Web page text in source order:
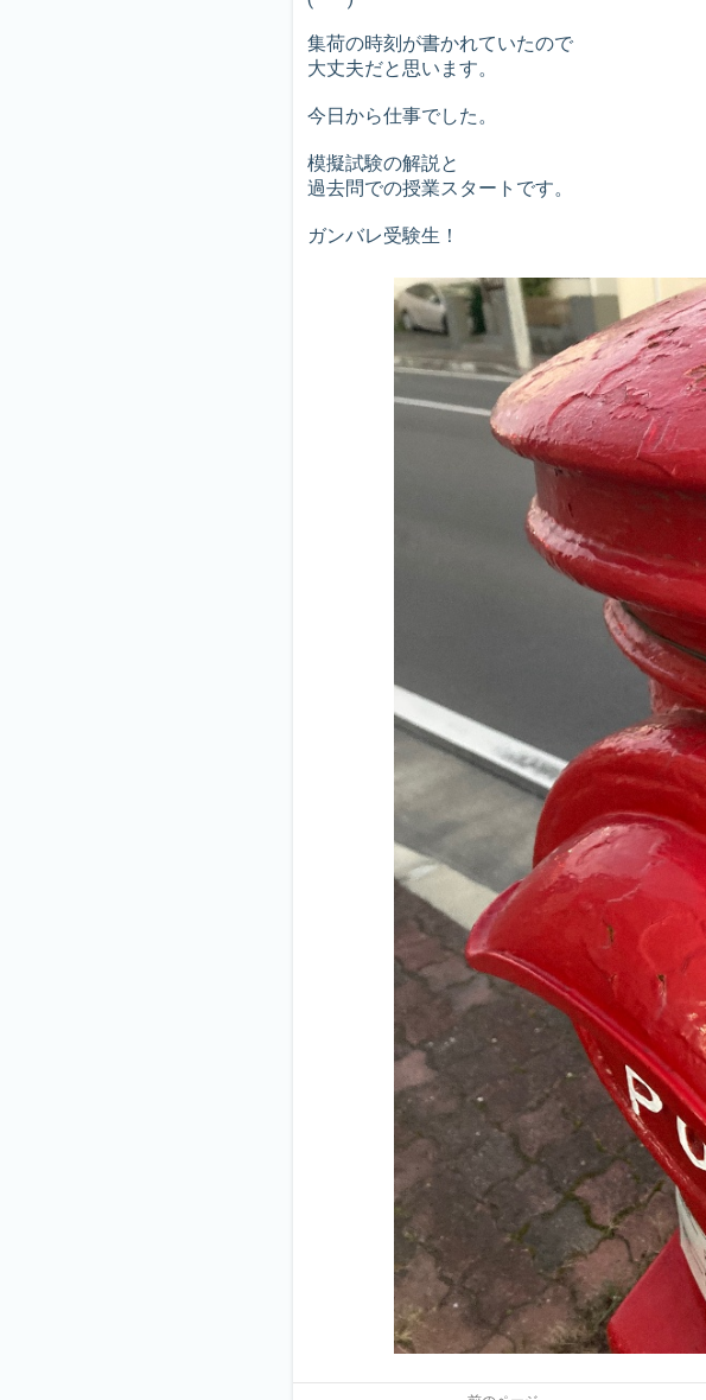
集荷の時刻が書かれていたので
大丈夫だと思います。
今日から仕事でした。
模擬試験の解説と
過去問での授業スタートです。
ガンバレ受験生！